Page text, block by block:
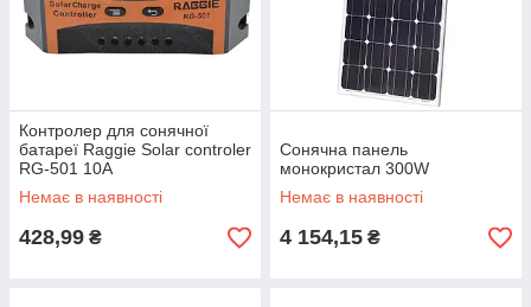
Контролер для сонячної
батареї Raggie Solar controler
RG-501 10A
Немає в наявності
428,99 ₴
Сонячна панель
монокристал 300W
Немає в наявності
4 154,15 ₴